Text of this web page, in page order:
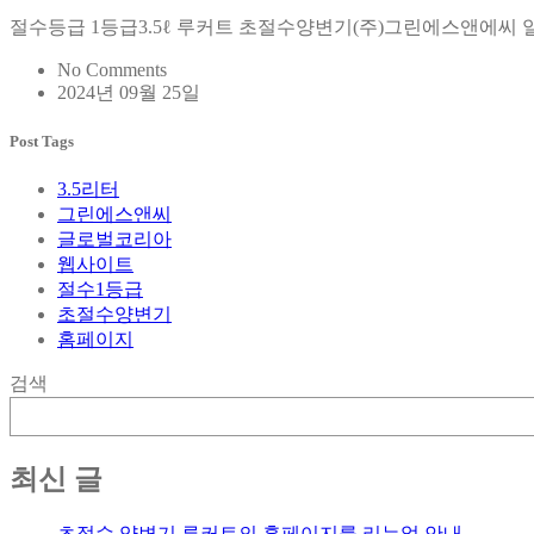
절수등급 1등급3.5ℓ 루커트 초절수양변기(주)그린에스앤에씨
No Comments
2024년 09월 25일
Post Tags
3.5리터
그린에스앤씨
글로벌코리아
웹사이트
절수1등급
초절수양변기
홈페이지
검색
최신 글